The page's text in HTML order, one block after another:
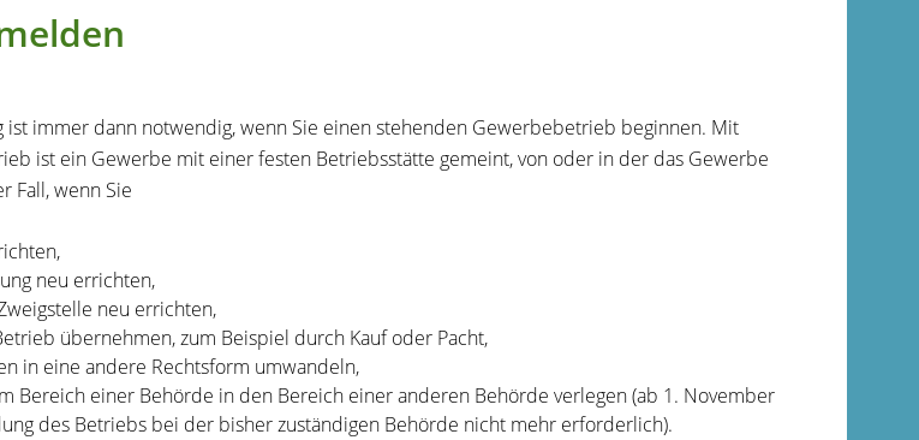
ist immer dann notwendig, wenn Sie einen stehenden Gewerbebetrieb beginnen. Mit
ist ein Gewerbe mit einer festen Betriebsstätte gemeint, von oder in der das Gewerbe
Fall, wenn Sie
neu errichten,
neu errichten,
übernehmen, zum Beispiel durch Kauf oder Pacht,
in eine andere Rechtsform umwandeln,
Bereich einer Behörde in den Bereich einer anderen Behörde verlegen (ab 1. November
des Betriebs bei der bisher zuständigen Behörde nicht mehr erforderlich).